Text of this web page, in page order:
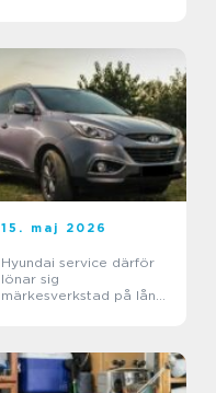
15. maj 2026
Hyundai service därför
lönar sig
märkesverkstad på lång